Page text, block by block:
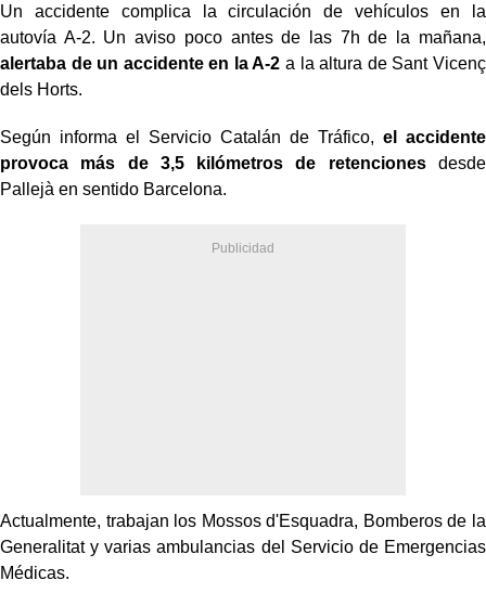
Un accidente complica la circulación de vehículos en la
autovía A-2. Un aviso poco antes de las 7h de la mañana,
alertaba de un accidente en la A-2 a la altura de Sant Vicenç
dels Horts.
Según informa el Servicio Catalán de Tráfico, el accidente
provoca más de 3,5 kilómetros de retencionesdesde
Pallejà en sentido Barcelona.
Actualmente, trabajan los Mossos d'Esquadra, Bomberos de la
Generalitat y varias ambulancias del Servicio de Emergencias
Médicas.